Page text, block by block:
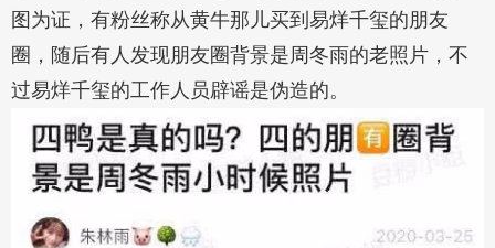
图为证，有粉丝称从黄牛那儿买到易烊千玺的朋友
圈，随后有人发现朋友圈背景是周冬雨的老照片，不
过易烊千玺的工作人员辟谣是伪造的。